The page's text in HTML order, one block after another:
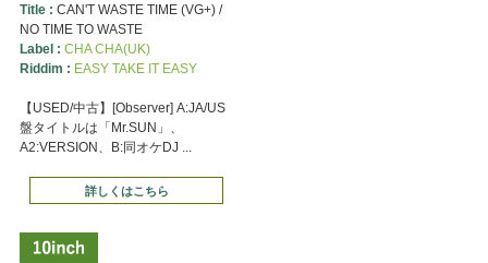
Title : CAN'T WASTE TIME (VG+) /
NO TIME TO WASTE
Label : CHA CHA(UK)
Riddim : EASY TAKE IT EASY
【USED/中古】[Observer] A:JA/US
盤タイトルは「Mr.SUN」、
A2:VERSION、B:同オケDJ ...
詳しくはこちら